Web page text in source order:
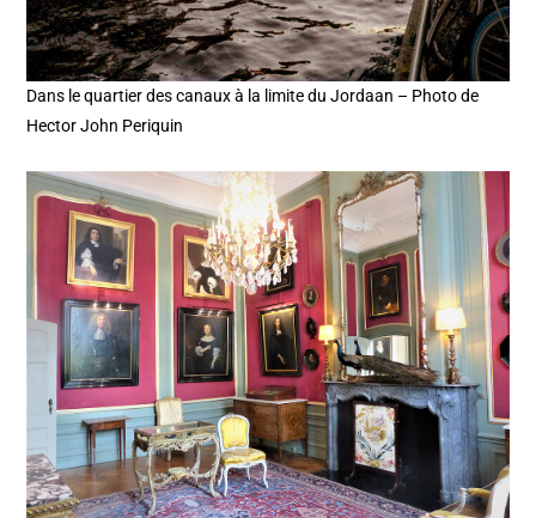
Dans le quartier des canaux à la limite du Jordaan – Photo de
Hector John Periquin